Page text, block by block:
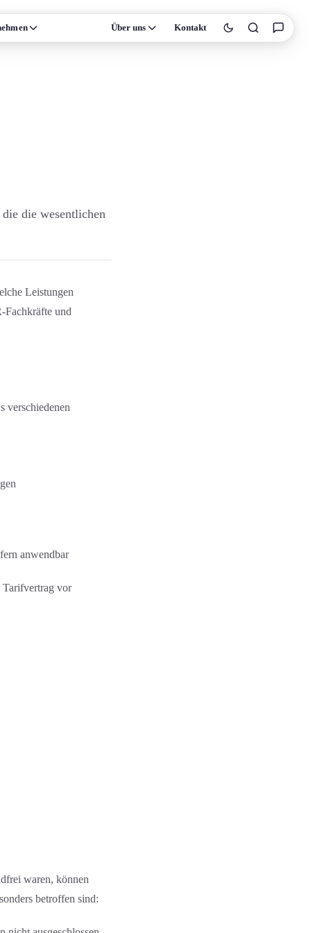
Über uns Kontakt
die wesentlichen
Leistungen
Fachkräfte und
verschiedenen
anwendbar
Tarifvertrag vor
waren, können
betroffen sind: